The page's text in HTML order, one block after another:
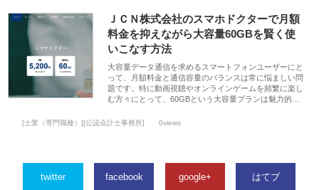
ＪＣＮ株式会社のスマホドクターで月額
料金を抑えながら大容量60GBを賢く使
いこなす方法
大容量データ通信を求めるスマートフォンユーザーにと
って、月額料金と通信容量のバランスは常に悩ましい問
題です。特に動画視聴やオンラインゲームを頻繁に楽し
む方々にとって、60GBという大容量プランは魅力的…
[士業（専門職種）][公認会計士事務所] 0views
twitter facebook google+ はてブ